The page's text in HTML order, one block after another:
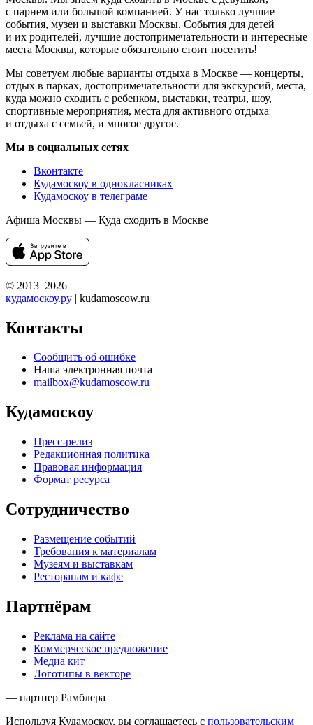
с парнем или большой компанией. У нас только лучшие
события, музеи и выставки Москвы. События для детей
и их родителей, лучшие достопримечательности и интересные
места Москвы, которые обязательно стоит посетить!
Мы советуем любые варианты отдыха в Москве — концерты,
отдых в парках, достопримечательности для экскурсий, места,
куда можно сходить с ребенком, выставки, театры, шоу,
спортивные мероприятия, места для активного отдыха
и отдыха с семьей, и многое другое.
Мы в социальных сетях
Вконтакте
Кудамоскоу в однокласниках
Кудамоскоу в телеграме
Афиша Москвы — Куда сходить в Москве
© 2013–2026
кудамоскоу.ру | kudamoscow.ru
Контакты
Сообщить об ошибке
Наша электронная почта
mailbox@kudamoscow.ru
Кудамоскоу
Пресс-релиз
Редакционная политика
Правовая информация
Формат ресурса
Сотрудничество
Размещение событий
Требования к материалам
Музеям и выставкам
Ресторанам и кафе
Партнёрам
Реклама на сайте
Коммерческое предложение
Медиа кит
Логотипы в векторе
— партнер Рамблера
Используя Кудамоскоу, вы соглашаетесь с пользовательским